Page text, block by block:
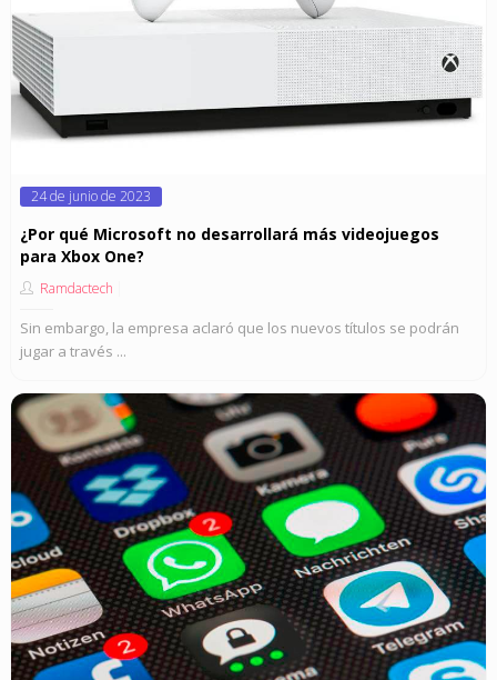
Posted
24 de junio de 2023
¿Por qué Microsoft no desarrollará más videojuegos
para Xbox One?
Ramdactech
Sin embargo, la empresa aclaró que los nuevos títulos se podrán
jugar a través ...